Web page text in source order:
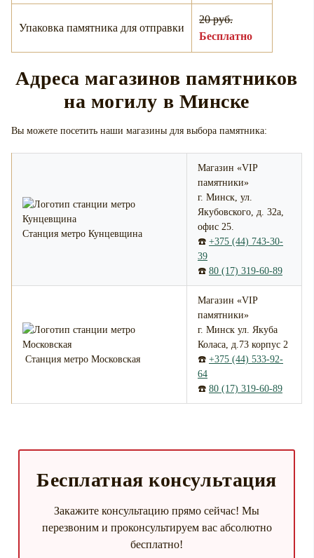
Упаковка памятника для отправки
20 руб.
Бесплатно
Адреса магазинов памятников
на могилу в Минске
Вы можете посетить наши магазины для выбора памятника:
Станция метро Кунцевщина
Магазин «VIP
памятники»
г. Минск, ул.
Якубовского, д. 32а,
офис 25.
☎️ +375 (44) 743-30-
39
☎️ 80 (17) 319-60-89
Станция метро Московская
Магазин «VIP
памятники»
г. Минск ул. Якуба
Коласа, д.73 корпус 2
☎️ +375 (44) 533-92-
64
☎️ 80 (17) 319-60-89
Бесплатная консультация
Закажите консультацию прямо сейчас! Мы
перезвоним и проконсультируем вас абсолютно
бесплатно!